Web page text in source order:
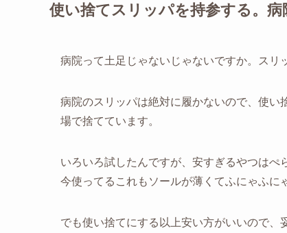
使い捨てスリッパを持参する。病
病院って土足じゃないじゃないですか。スリ
病院のスリッパは絶対に履かないので、使
場で捨てています。
いろいろ試したんですが、安すぎるやつはぺ
今使ってるこれもソールが薄くてふにゃふに
でも使い捨てにする以上安い方がいいので、